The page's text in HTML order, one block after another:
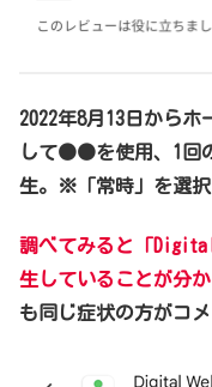
2022年8月13日から
して●●を使用、1回
生。※「常時」を選
調べてみると「
生していることが分か
も同じ症状の方がコ